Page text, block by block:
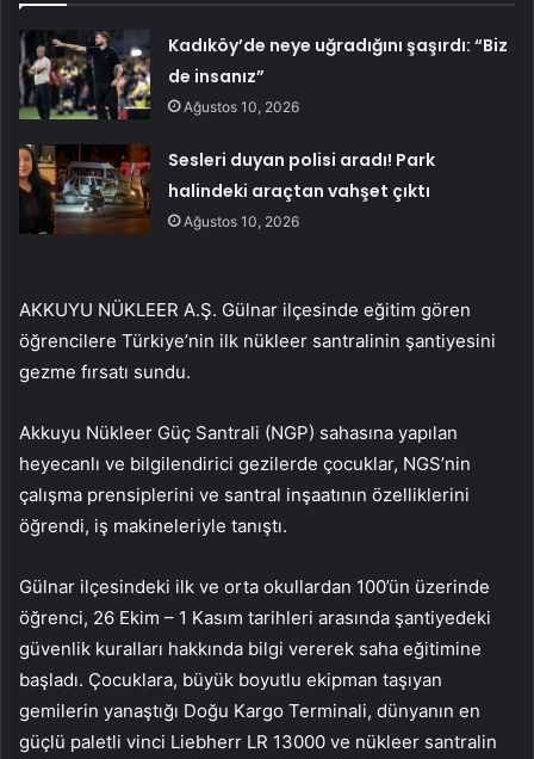
Kadıköy’de neye uğradığını şaşırdı: “Biz
de insanız”
Ağustos 10, 2026
Sesleri duyan polisi aradı! Park
halindeki araçtan vahşet çıktı
Ağustos 10, 2026
AKKUYU NÜKLEER A.Ş. Gülnar ilçesinde eğitim gören
öğrencilere Türkiye’nin ilk nükleer santralinin şantiyesini
gezme fırsatı sundu.
Akkuyu Nükleer Güç Santrali (NGP) sahasına yapılan
heyecanlı ve bilgilendirici gezilerde çocuklar, NGS’nin
çalışma prensiplerini ve santral inşaatının özelliklerini
öğrendi, iş makineleriyle tanıştı.
Gülnar ilçesindeki ilk ve orta okullardan 100’ün üzerinde
öğrenci, 26 Ekim – 1 Kasım tarihleri ​​arasında şantiyedeki
güvenlik kuralları hakkında bilgi vererek saha eğitimine
başladı. Çocuklara, büyük boyutlu ekipman taşıyan
gemilerin yanaştığı Doğu Kargo Terminali, dünyanın en
güçlü paletli vinci Liebherr LR 13000 ve nükleer santralin